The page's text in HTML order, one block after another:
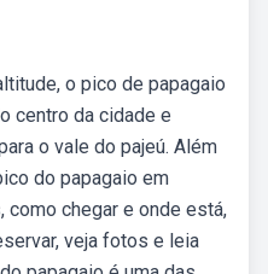
o pico de papagaio
centro da cidade e
o vale do pajeú. Além
do papagaio em
como chegar e onde está,
veja fotos e leia